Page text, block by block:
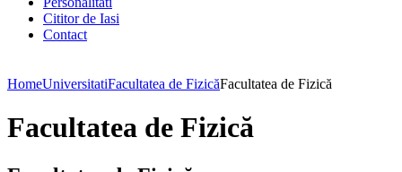
Cititor de Iasi
Contact
HomeUniversitatiFacultatea de FizicăFacultatea de Fizică
Facultatea de Fizică